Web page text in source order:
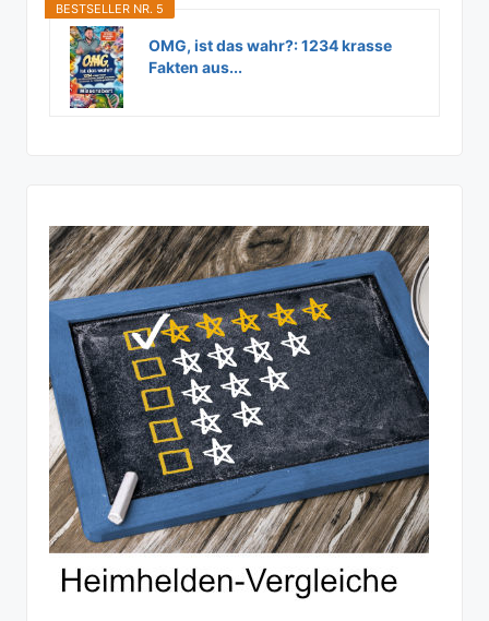
BESTSELLER NR. 5
OMG, ist das wahr?: 1234 krasse
Fakten aus...